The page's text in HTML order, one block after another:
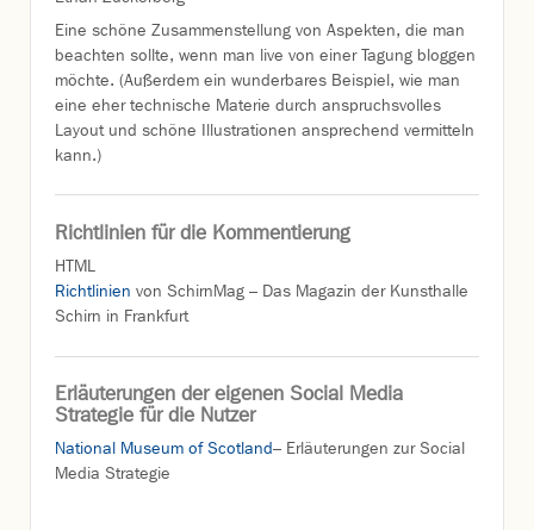
Eine schöne Zusammenstellung von Aspekten, die man
beachten sollte, wenn man live von einer Tagung bloggen
möchte. (Außerdem ein wunderbares Beispiel, wie man
eine eher technische Materie durch anspruchsvolles
Layout und schöne Illustrationen ansprechend vermitteln
kann.)
Richtlinien für die Kommentierung
HTML
Richtlinien von SchirnMag – Das Magazin der Kunsthalle
Schirn in Frankfurt
Erläuterungen der eigenen Social Media
Strategie für die Nutzer
National Museum of Scotland– Erläuterungen zur Social
Media Strategie